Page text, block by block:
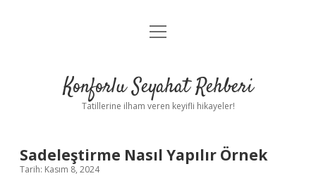
Anasayfa
Yasal Uyarı
menüyü
Konforlu Seyahat Rehberi
Tatillerine ilham veren keyifli hikayeler!
Sadeleştirme Nasıl Yapılır Örnek
Tarih: Kasım 8, 2024